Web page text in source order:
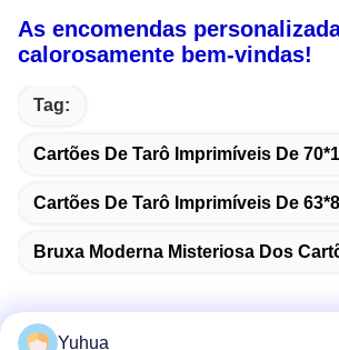
As encomendas
calorosamente bem-vindas!
Tag:
Cartões De Tarô Imprimíveis De
Cartões De Tarô Imprimíveis De
Bruxa Moderna Misteriosa Dos
Yuhua